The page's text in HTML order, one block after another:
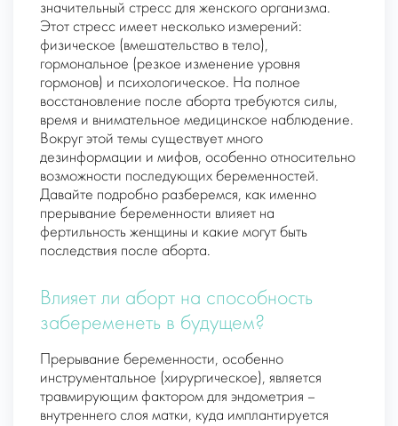
значительный стресс для женского организма.
Этот стресс имеет несколько измерений:
физическое (вмешательство в тело),
гормональное (резкое изменение уровня
гормонов) и психологическое. На полное
восстановление после аборта требуются силы,
время и внимательное медицинское наблюдение.
Вокруг этой темы существует много
дезинформации и мифов, особенно относительно
возможности последующих беременностей.
Давайте подробно разберемся, как именно
прерывание беременности влияет на
фертильность женщины и какие могут быть
последствия после аборта.
Влияет ли аборт на способность
забеременеть в будущем?
Прерывание беременности, особенно
инструментальное (хирургическое), является
травмирующим фактором для эндометрия –
внутреннего слоя матки, куда имплантируется